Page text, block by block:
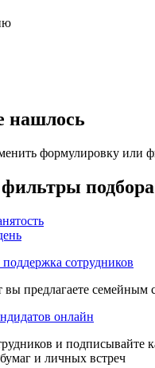
нашлось
формулировку или
сотрудников
вы предлагаете семейным
онлайн
и подписывайте
и личных встреч